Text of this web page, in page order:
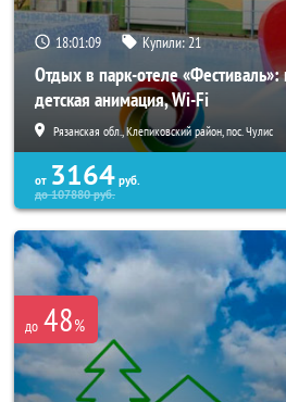
18:01:07 Купили:21
Отдых в парк-отеле «Фестиваль»:
детская анимация, Wi-Fi
Рязанская обл., Клепиковский район, пос. Чулис
от 3164 руб.
до107880руб.
до 48%